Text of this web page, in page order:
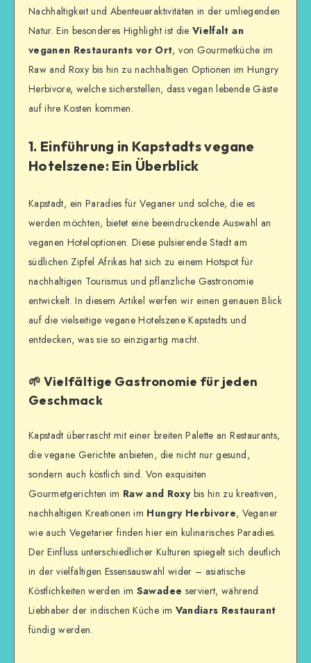
Nachhaltigkeit und Abenteueraktivitäten in der umliegenden
Natur. Ein besonderes Highlight ist dieVielfalt an
veganen Restaurants vor Ort, von Gourmetküche im
Raw and Roxy bis hin zu nachhaltigen Optionen im Hungry
Herbivore, welche sicherstellen, dass vegan lebende Gäste
auf ihre Kosten kommen.
1. Einführung in Kapstadts vegane
Hotelszene: Ein Überblick
Kapstadt, ein Paradies für Veganer und solche, die es
werden möchten, bietet eine beeindruckende Auswahl an
veganen Hoteloptionen. Diese pulsierende Stadt am
südlichen Zipfel Afrikas hat sich zu einem Hotspot für
nachhaltigen Tourismus und pflanzliche Gastronomie
entwickelt. In diesem Artikel werfen wir einen genauen Blick
auf die vielseitige vegane Hotelszene Kapstadts und
entdecken, was sie so einzigartig macht.
🌱 Vielfältige Gastronomie für jeden
Geschmack
Kapstadt überrascht mit einer breiten Palette an Restaurants,
die vegane Gerichte anbieten, die nicht nur gesund,
sondern auch köstlich sind. Von exquisiten
Gourmetgerichten im Raw and Roxybis hin zu kreativen,
nachhaltigen Kreationen im Hungry Herbivore, Veganer
wie auch Vegetarier finden hier ein kulinarisches Paradies.
Der Einfluss unterschiedlicher Kulturen spiegelt sich deutlich
in der vielfältigen Essensauswahl wider – asiatische
Köstlichkeiten werden im Sawadee serviert, während
Liebhaber der indischen Küche im Vandiars Restaurant
fündig werden.